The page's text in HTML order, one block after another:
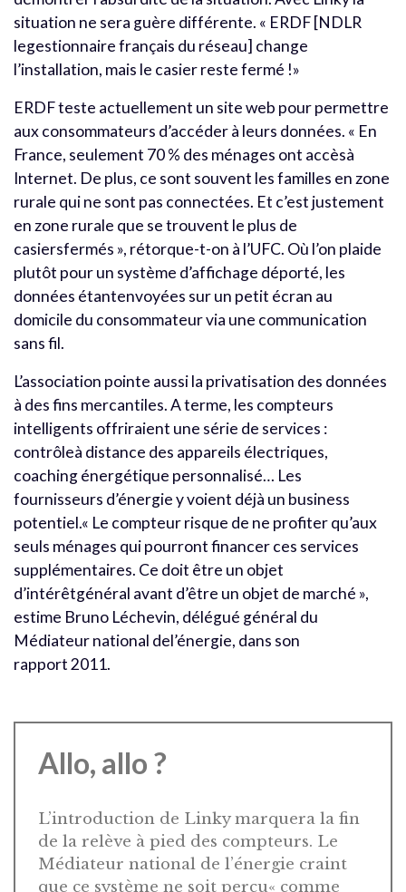
situation ne sera guère différente. « ERDF [NDLR
legestionnaire français du réseau] change
l’installation, mais le casier reste fermé !»
ERDF teste actuellement un site web pour permettre
aux consommateurs d’accéder à leurs données. « En
France, seulement 70 % des ménages ont accèsà
Internet. De plus, ce sont souvent les familles en zone
rurale qui ne sont pas connectées. Et c’est justement
en zone rurale que se trouvent le plus de
casiersfermés », rétorque-t-on à l’UFC. Où l’on plaide
plutôt pour un système d’affichage déporté, les
données étantenvoyées sur un petit écran au
domicile du consommateur via une communication
sans fil.
L’association pointe aussi la privatisation des données
à des fins mercantiles. A terme, les compteurs
intelligents offriraient une série de services :
contrôleà distance des appareils électriques,
coaching énergétique personnalisé… Les
fournisseurs d’énergie y voient déjà un business
potentiel.« Le compteur risque de ne profiter qu’aux
seuls ménages qui pourront financer ces services
supplémentaires. Ce doit être un objet
d’intérêtgénéral avant d’être un objet de marché »,
estime Bruno Léchevin, délégué général du
Médiateur national del’énergie, dans son
rapport 2011.
Allo, allo ?
L’introduction de Linky marquera la fin
de la relève à pied des compteurs. Le
Médiateur national de l’énergie craint
que ce système ne soit perçu« comme